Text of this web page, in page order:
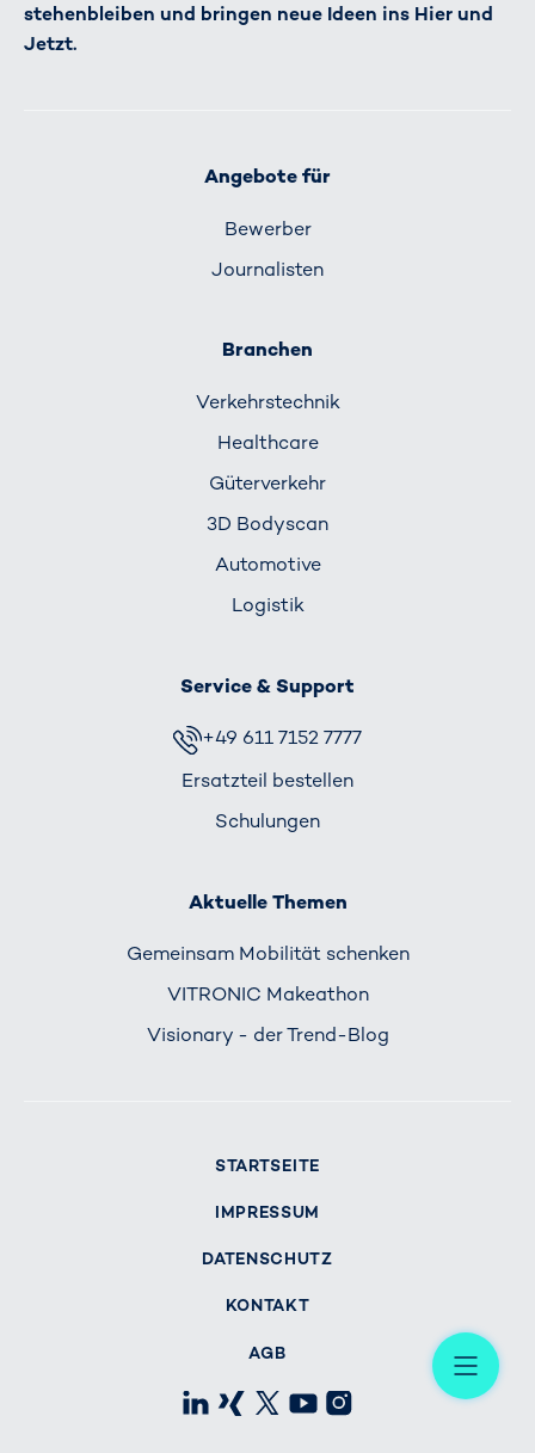
stehenbleiben und bringen neue Ideen ins Hier und
Jetzt.
Angebote für
Bewerber
Journalisten
Branchen
Verkehrs­technik
Healthcare
Güterverkehr
3D Bodyscan
Automotive
Logistik
Service & Support
+49 611 7152 7777
Ersatzteil bestellen
Schulungen
Aktuelle Themen
Gemeinsam Mobilität schenken
VITRONIC Makeathon
Visionary - der Trend-Blog
STARTSEITE
IMPRESSUM
DATENSCHUTZ
KONTAKT
AGB
LinkedIn
Xing X Instagram